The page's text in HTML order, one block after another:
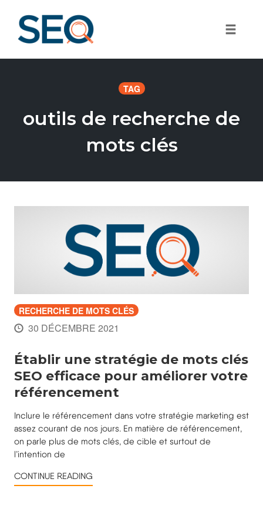
TAG
outils de recherche de
mots clés
RECHERCHE DE MOTS CLÉS
30 DÉCEMBRE 2021
Établir une stratégie de mots clés
SEO efficace pour améliorer votre
référencement
Inclure le référencement dans votre stratégie marketing est
assez courant de nos jours. En matière de référencement,
on parle plus de mots clés, de cible et surtout de
l’intention de
CONTINUE READING